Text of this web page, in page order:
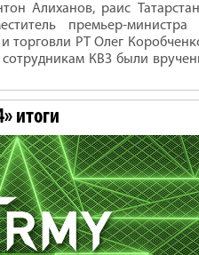
Алиханов, раис
премьер-министра
торговли РТ Олег
КВЗ были
итоги